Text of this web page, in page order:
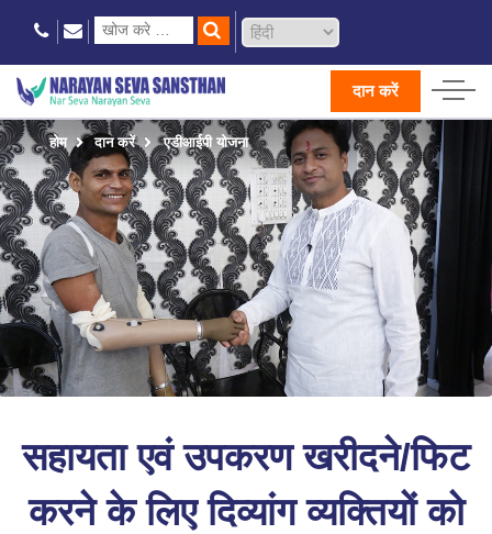
दान करें
होम दान करें एडीआईपी योजना
सहायता एवं उपकरण खरीदने/फिट
करने के लिए दिव्यांग व्यक्तियों को